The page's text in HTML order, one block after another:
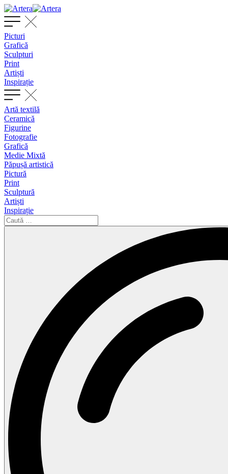
Picturi
Grafică
Sculpturi
Print
Artiști
Inspirație
Artă textilă
Ceramică
Figurine
Fotografie
Grafică
Medie Mixtă
Păpușă artistică
Pictură
Print
Sculptură
Artiști
Inspirație